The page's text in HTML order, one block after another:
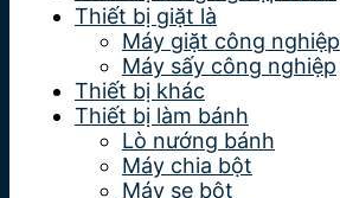
Thiết bị giặt là
Máy giặt công nghiệp
Máy sấy công nghiệp
Thiết bị khác
Thiết bị làm bánh
Lò nướng bánh
Máy chia bột
Máy se bột